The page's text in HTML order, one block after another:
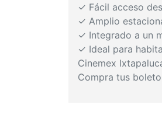
✓ Fácil acceso
✓ Amplio
✓ Integrado a un
✓ Ideal para
Cinemex
Compra tus